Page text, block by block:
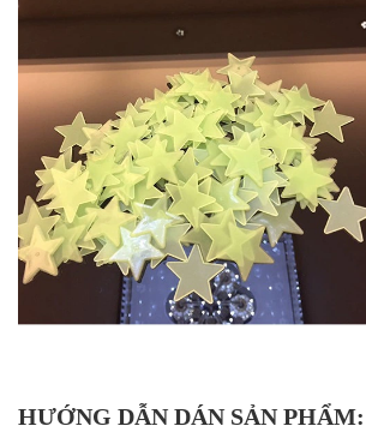
HƯỚNG DẪN DÁN SẢN PHẨM: